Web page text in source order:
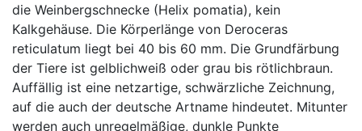
die Weinbergschnecke (Helix pomatia), kein
Kalkgehäuse. Die Körperlänge von Deroceras
reticulatum liegt bei 40 bis 60 mm. Die Grundfärbung
der Tiere ist gelblichweiß oder grau bis rötlichbraun.
Auffällig ist eine netzartige, schwärzliche Zeichnung,
auf die auch der deutsche Artname hindeutet. Mitunter
werden auch unregelmäßige, dunkle Punkte